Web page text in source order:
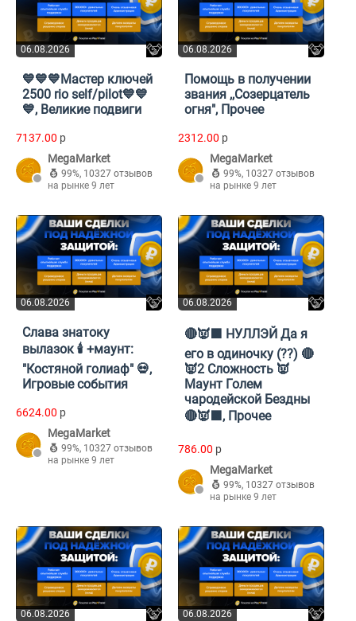
06.08.2026
💙💙💙Мастер ключей
2500 rio self/pilot💙💙
💙, Великие подвиги
7137.00 p
MegaMarket
99%, 10327 отзывов
на рынке 9 лет
06.08.2026
Помощь в получении
звания ,,Созерцатель
огня", Прочее
2312.00 p
MegaMarket
99%, 10327 отзывов
на рынке 9 лет
06.08.2026
Слава знатоку
вылазок 🕯️ +маунт:
"Костяной голиаф" 💀,
Игровые события
6624.00 p
MegaMarket
99%, 10327 отзывов
на рынке 9 лет
06.08.2026
🔴👿🟪 НУЛЛЭЙ Да я
его в одиночку (??) 🔴
👿2 Сложность 👿
Маунт Голем
чародейской Бездны
🔴👿🟪, Прочее
786.00 p
MegaMarket
99%, 10327 отзывов
на рынке 9 лет
06.08.2026 06.08.2026